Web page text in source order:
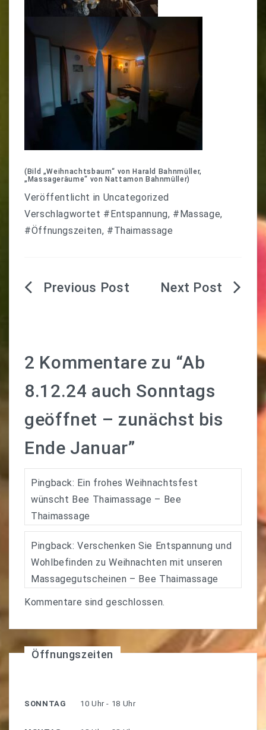
(Bild „Weihnachtsbaum“ von Harald Bahnmüller,
„Massageräume“ von Nattamon Bahnmüller)
Veröffentlicht in Uncategorized
Verschlagwortet #Entspannung, #Massage,
#Öffnungszeiten, #Thaimassage
Beitragsnavigation
2 Kommentare zu “Ab
8.12.24 auch Sonntags
geöffnet – zunächst bis
Ende Januar”
Pingback: Ein frohes Weihnachtsfest
wünscht Bee Thaimassage – Bee
Thaimassage
Pingback:Verschenken Sie Entspannung und
Wohlbefinden zu Weihnachten mit unseren
Massagegutscheinen – Bee Thaimassage
Kommentare sind geschlossen.
Öffnungszeiten
SONNTAG 10 Uhr - 18 Uhr